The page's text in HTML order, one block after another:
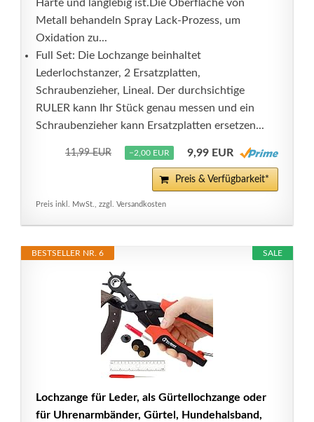
Härte und langlebig ist.Die Oberfläche von
Metall behandeln Spray Lack-Prozess, um
Oxidation zu...
Full Set: Die Lochzange beinhaltet
Lederlochstanzer, 2 Ersatzplatten,
Schraubenzieher, Lineal. Der durchsichtige
RULER kann Ihr Stück genau messen und ein
Schraubenzieher kann Ersatzplatten ersetzen...
11,99 EUR −2,00 EUR 9,99 EUR
Preis & Verfügbarkeit*
Preis inkl. MwSt., zzgl. Versandkosten
SALE
BESTSELLER NR. 6
Lochzange für Leder, als Gürtellochzange oder
für Uhrenarmbänder, Gürtel, Hundehalsband,